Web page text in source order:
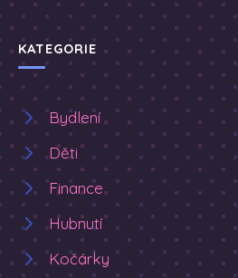
KATEGORIE
Bydlení
Děti
Finance
Hubnutí
Kočárky